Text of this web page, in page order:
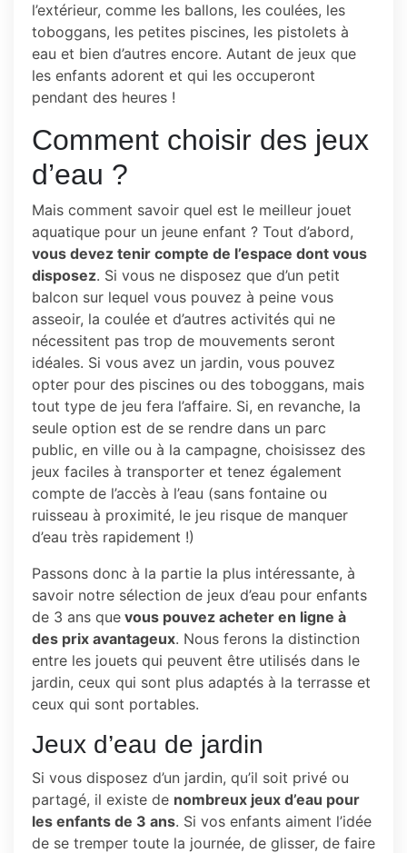
l’extérieur, comme les ballons, les coulées, les
toboggans, les petites piscines, les pistolets à
eau et bien d’autres encore. Autant de jeux que
les enfants adorent et qui les occuperont
pendant des heures !
Comment choisir des jeux
d’eau ?
Mais comment savoir quel est le meilleur jouet
aquatique pour un jeune enfant ? Tout d’abord,
vous devez tenir compte de l’espace dont vous
disposez. Si vous ne disposez que d’un petit
balcon sur lequel vous pouvez à peine vous
asseoir, la coulée et d’autres activités qui ne
nécessitent pas trop de mouvements seront
idéales. Si vous avez un jardin, vous pouvez
opter pour des piscines ou des toboggans, mais
tout type de jeu fera l’affaire. Si, en revanche, la
seule option est de se rendre dans un parc
public, en ville ou à la campagne, choisissez des
jeux faciles à transporter et tenez également
compte de l’accès à l’eau (sans fontaine ou
ruisseau à proximité, le jeu risque de manquer
d’eau très rapidement !)
Passons donc à la partie la plus intéressante, à
savoir notre sélection de jeux d’eau pour enfants
de 3 ans que vous pouvez acheter en ligne à
des prix avantageux. Nous ferons la distinction
entre les jouets qui peuvent être utilisés dans le
jardin, ceux qui sont plus adaptés à la terrasse et
ceux qui sont portables.
Jeux d’eau de jardin
Si vous disposez d’un jardin, qu’il soit privé ou
partagé, il existe de nombreux jeux d’eau pour
les enfants de 3 ans. Si vos enfants aiment l’idée
de se tremper toute la journée, de glisser, de faire